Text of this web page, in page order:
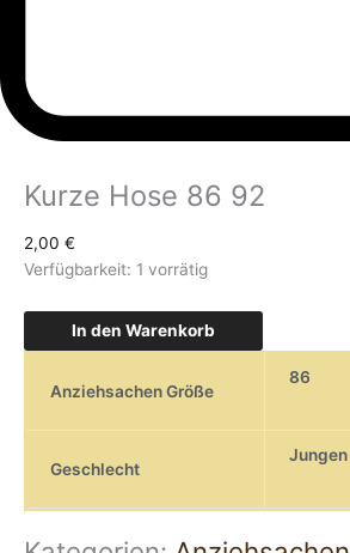
Kurze Hose 86 92
2,00 €
Verfügbarkeit: 1 vorrätig
In den Warenkorb
Anziehsachen Größe
86
Geschlecht
Jungen